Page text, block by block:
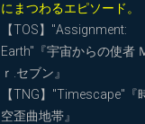
にまつわるエピソード。
【TOS】"Assignment:
Earth"『宇宙からの使者
ｒ.セブン』
【TNG】"Timescape"『
空歪曲地帯』